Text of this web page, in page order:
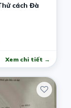
cách Đà
Xem chi tiết →